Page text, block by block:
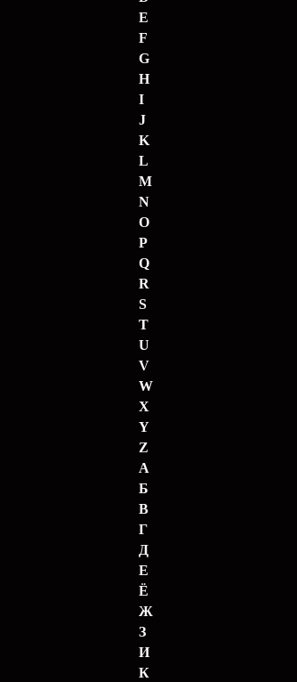
E
F
G
H
I
J
K
L
M
N
O
P
Q
R
S
T
U
V
W
X
Y
Z
А
Б
В
Г
Д
Е
Ё
Ж
З
И
К